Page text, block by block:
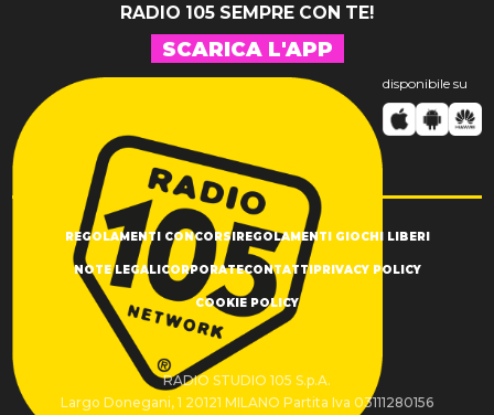
RADIO 105 SEMPRE CON TE!
SCARICA L'APP
disponibile su
REGOLAMENTI CONCORSIREGOLAMENTI GIOCHI LIBERI
NOTE LEGALICORPORATECONTATTIPRIVACY POLICY
COOKIE POLICY
RADIO STUDIO 105 S.p.A.
Largo Donegani, 1 20121 MILANO Partita Iva 03111280156